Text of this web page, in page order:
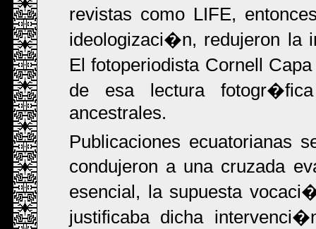
revistas como LIFE,
ideologizaci�n, redujeron
El fotoperiodista Cornell
de esa lectura
ancestrales.
Publicaciones ecuatorianas
condujeron a una cruzada
esencial, la supuesta
justificaba dicha